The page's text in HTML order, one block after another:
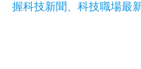
握科技新聞、科技職場最